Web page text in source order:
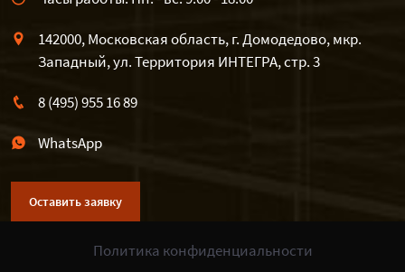
142000, Московская область, г. Домодедово, мкр.
Западный, ул. Территория ИНТЕГРА, стр. 3
8 (495) 955 16 89
WhatsApp
Оставить заявку
Политика конфиденциальности